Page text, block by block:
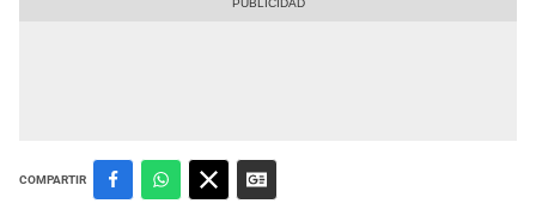
COMPARTIR